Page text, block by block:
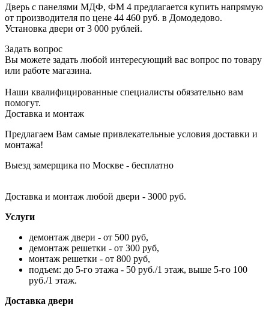
Дверь с панелями МДФ, ФМ 4 предлагается купить напрямую
от производителя по цене 44 460 руб. в Домодедово.
Установка двери от 3 000 рублей.
Задать вопрос
Вы можете задать любой интересующий вас вопрос по товару
или работе магазина.
Наши квалифицированные специалисты обязательно вам
помогут.
Доставка и монтаж
Предлагаем Вам самые привлекательные условия доставки и
монтажа!
Выезд замерщика по Москве - бесплатно
Доставка и монтаж любой двери - 3000 руб.
Услуги
демонтаж двери - от 500 руб,
демонтаж решетки - от 300 руб,
монтаж решетки - от 800 руб,
подъем: до 5-го этажа - 50 руб./1 этаж, выше 5-го 100
руб./1 этаж.
Доставка двери